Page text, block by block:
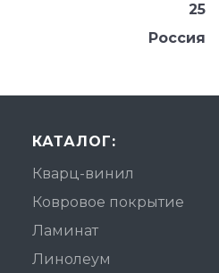
25
Россия
КАТАЛОГ:
Кварц-винил
Ковровое покрытие
Ламинат
Линолеум